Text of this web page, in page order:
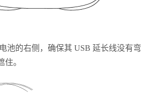
池的右侧，确保其 USB 延长线没有弯
住。